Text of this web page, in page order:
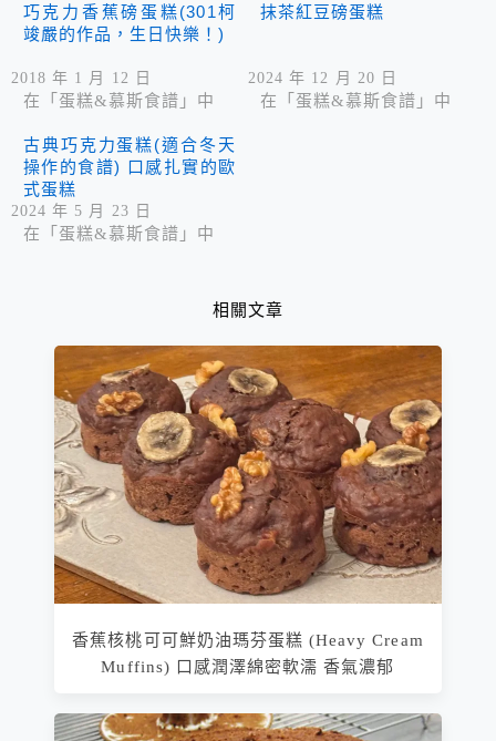
巧克力香蕉磅蛋糕(301柯
竣嚴的作品，生日快樂！)
2018 年 1 月 12 日
在「蛋糕&慕斯食譜」中
抹茶紅豆磅蛋糕
2024 年 12 月 20 日
在「蛋糕&慕斯食譜」中
古典巧克力蛋糕(適合冬天
操作的食譜) 口感扎實的歐
式蛋糕
2024 年 5 月 23 日
在「蛋糕&慕斯食譜」中
相關文章
香蕉核桃可可鮮奶油瑪芬蛋糕 (Heavy Cream
Muffins) 口感潤澤綿密軟濡 香氣濃郁